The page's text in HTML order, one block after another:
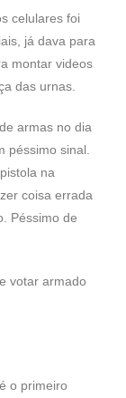
celulares foi
já dava para
montar videos
das urnas.
armas no dia
péssimo sinal.
na
coisa errada
Péssimo de
votar armado
o primeiro